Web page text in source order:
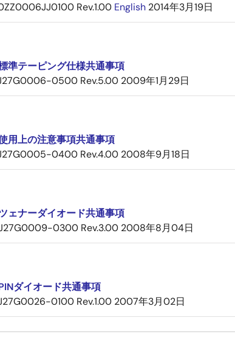
Rev.1.00 English 2014年3月19日
準テーピング仕様共通事項
0500 Rev.5.00 2009年1月29日
用上の注意事項共通事項
0400 Rev.4.00 2008年9月18日
ェナーダイオード共通事項
0300 Rev.3.00 2008年8月04日
ダイオード共通事項
0100 Rev.1.00 2007年3月02日